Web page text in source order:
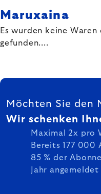
Maruxaina
Es wurden keine Waren
gefunden....
FUSSZEILE
Möchten Sie den
Wir schenken
Maximal 2x pro
Bereits 177 000
85 % der
Jahr angemeldet